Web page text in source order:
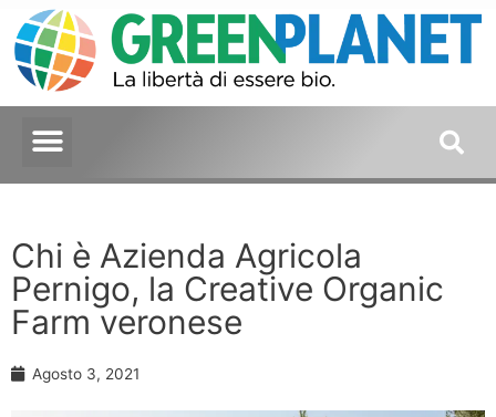
Chi è Azienda Agricola
Pernigo, la Creative Organic
Farm veronese
Agosto 3, 2021